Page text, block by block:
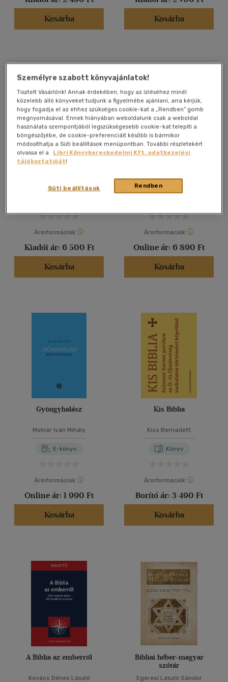
spanyol - olasz (1)
Arab(1)
Héber(1)
Magyar - héber(1)
több nyelv megjelenítése
Vélemény szerint
(24)
(13)
(1252)
Kosárba
Kosárba
Bevezetés az Ószövetség
Árinformációk
Kiadói ár: 6 500 Ft
Kosárba
pontban
David Beeri
Árinformációk
Online ár: 6 890 Ft
Kosárba
Gyöngyhalász
Molnár Iván Mihály
E-könyv
Árinformációk
Online ár: 1 990 Ft
Kosárba
Kis Biblia
Kiss Bernadett
Könyv
Árinformációk
Borító ár: 3 490 Ft
Kosárba
A Biblia az emberről
Kovács Dénes László
Bibliai héber-magyar
szótár
Egeresi László Sándor
Személyre szabott könyvajánlatok!
Tisztelt Vásárlónk! Annak érdekében, hogy az ízléséhez minél
közelebb álló könyveket tudjunk a figyelmébe ajánlani, arra kérjük,
hogy fogadja el az ehhez szükséges cookie-kat a „Rendben” gomb
megnyomásával. Ennek hiányában weboldalunk csak a weboldal
használata szempontjából legszükségesebb cookie-kat telepíti a
böngészőjébe, de cookie-preferenciáit később is bármikor
módosíthatja a Süti beállítások menüpontban. További részletekért
olvassa el a
Libri Könyvkereskedelmi Kft. adatkezelési
tájékoztatóját!
Rendben
Süti beállítások